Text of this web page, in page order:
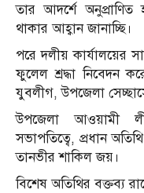
তার আদর্শে
থাকার আহ্বান জানাচ্ছি।
পরে দলীয় কার্যালয়ের
ফুলেল শ্রদ্ধা নিবেদন
যুবলীগ, উপজেলা
উপজেলা আওয়ামী
সভাপতিত্বে, প্রধান
তানভীর শাকিল জয়।
বিশেষ অতিথির বক্তব্য